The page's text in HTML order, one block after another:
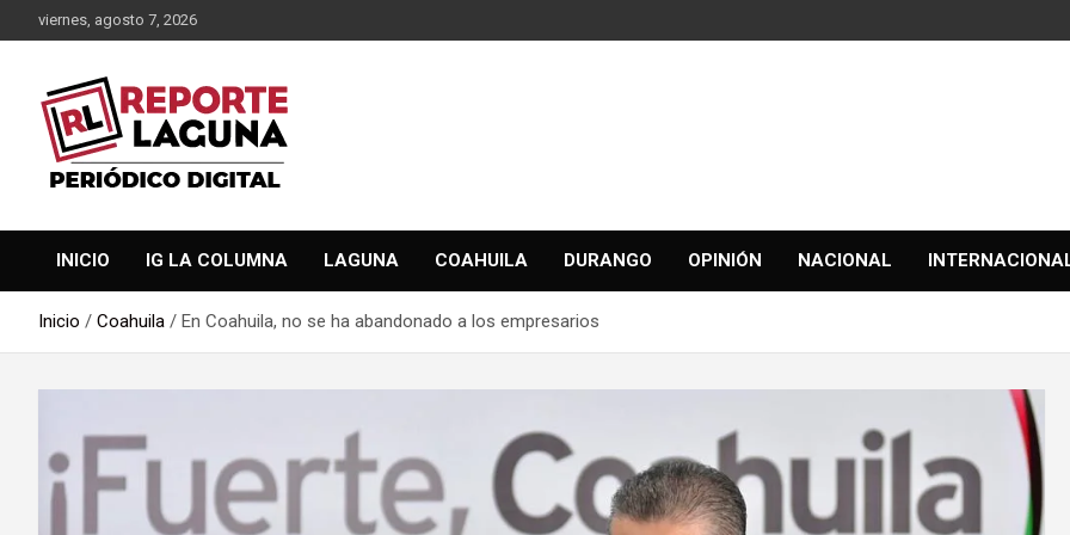
al
viernes, agosto 7, 2026
Reporte Laguna
INICIO IG LA COLUMNA LAGUNA COAHUILA DURANGO OPINIÓN NACIONAL
Inicio Coahuila En Coahuila, no se ha abandonado a los empresarios